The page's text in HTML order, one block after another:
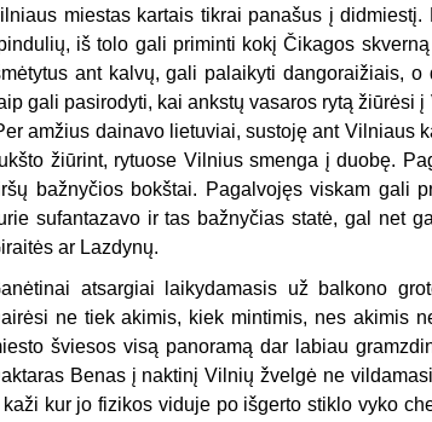
miestas kartais tikrai panašus į
iš tolo gali priminti kokį Čikagos
ant kalvų, gali palaikyti dangoraižiais,
gali pasirodyti, kai ankstų vasaros rytą žiūrėsi
am­žius dainavo lietuviai, sustoję ant Vilniaus
žiūrint, rytuose Vilnius smenga į duo­bę.
bažnyčios bokštai. Pagalvojęs viskam gali
sufantazavo ir tas bažnyčias statė, gal net
ar Lazdynų.
atsargiai laikydamasis už balkono
ne tiek akimis, kiek mintimis, nes akimis
šviesos visą panoramą dar labiau
Benas į naktinį Vilnių žvelgė ne
kur jo fizikos viduje po išgerto stiklo vyko